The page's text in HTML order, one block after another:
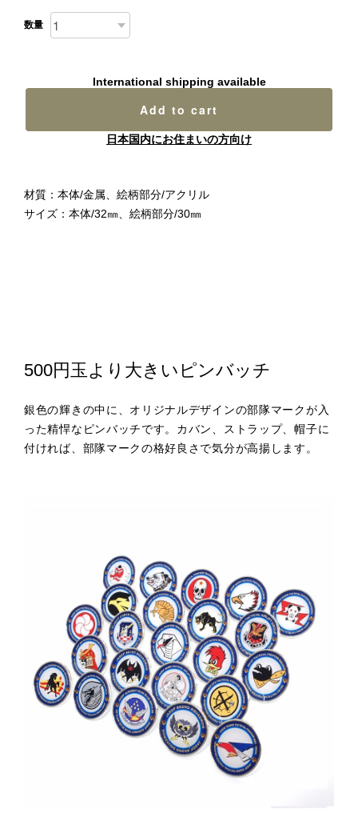
数量
International shipping available
Add to cart
日本国内にお住まいの方向け
材質：本体/金属、絵柄部分/アクリル
サイズ：本体/32㎜、絵柄部分/30㎜
500円玉より大きいピンバッチ
銀色の輝きの中に、オリジナルデザインの部隊マークが入
った精悍なピンバッチです。カバン、ストラップ、帽子に
付ければ、部隊マークの格好良さで気分が高揚します。